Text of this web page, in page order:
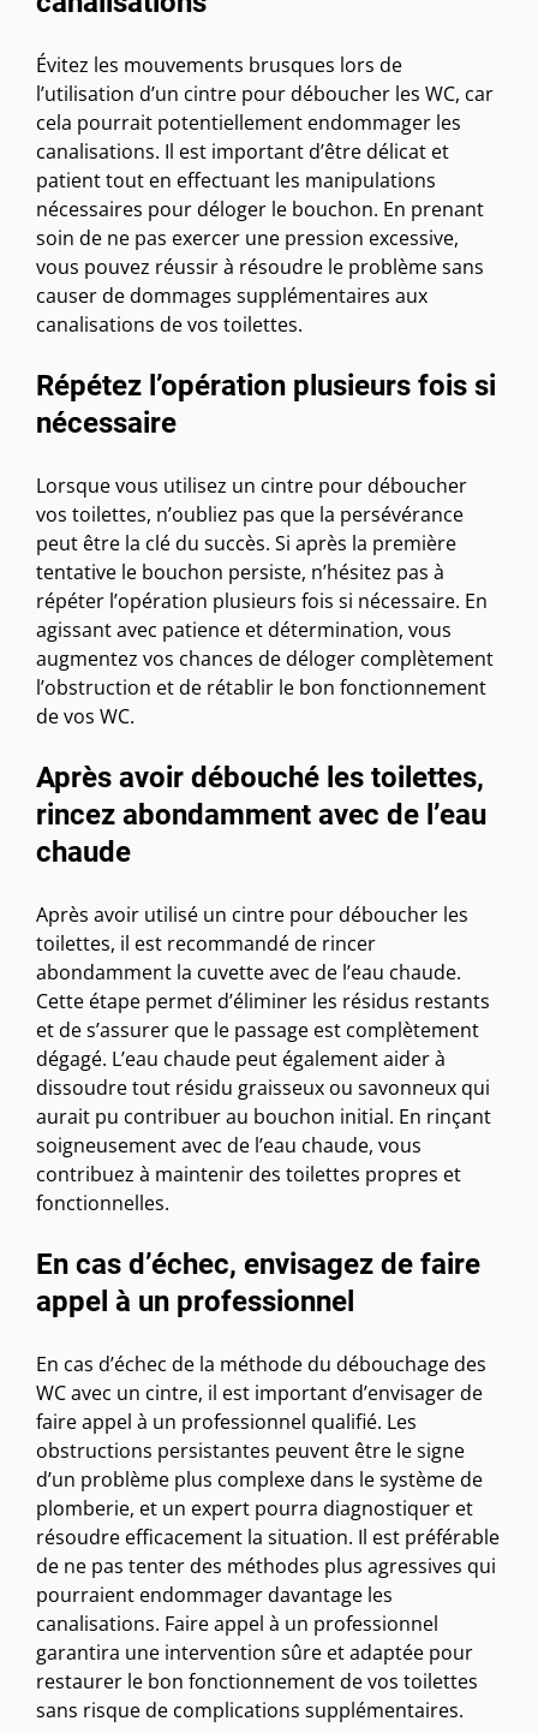
Évitez les mouvements brusques lors de
l’utilisation d’un cintre pour déboucher les WC, car
cela pourrait potentiellement endommager les
canalisations. Il est important d’être délicat et
patient tout en effectuant les manipulations
nécessaires pour déloger le bouchon. En prenant
soin de ne pas exercer une pression excessive,
vous pouvez réussir à résoudre le problème sans
causer de dommages supplémentaires aux
canalisations de vos toilettes.
Répétez l’opération plusieurs fois si
nécessaire
Lorsque vous utilisez un cintre pour déboucher
vos toilettes, n’oubliez pas que la persévérance
peut être la clé du succès. Si après la première
tentative le bouchon persiste, n’hésitez pas à
répéter l’opération plusieurs fois si nécessaire. En
agissant avec patience et détermination, vous
augmentez vos chances de déloger complètement
l’obstruction et de rétablir le bon fonctionnement
de vos WC.
Après avoir débouché les toilettes,
rincez abondamment avec de l’eau
chaude
Après avoir utilisé un cintre pour déboucher les
toilettes, il est recommandé de rincer
abondamment la cuvette avec de l’eau chaude.
Cette étape permet d’éliminer les résidus restants
et de s’assurer que le passage est complètement
dégagé. L’eau chaude peut également aider à
dissoudre tout résidu graisseux ou savonneux qui
aurait pu contribuer au bouchon initial. En rinçant
soigneusement avec de l’eau chaude, vous
contribuez à maintenir des toilettes propres et
fonctionnelles.
En cas d’échec, envisagez de faire
appel à un professionnel
En cas d’échec de la méthode du débouchage des
WC avec un cintre, il est important d’envisager de
faire appel à un professionnel qualifié. Les
obstructions persistantes peuvent être le signe
d’un problème plus complexe dans le système de
plomberie, et un expert pourra diagnostiquer et
résoudre efficacement la situation. Il est préférable
de ne pas tenter des méthodes plus agressives qui
pourraient endommager davantage les
canalisations. Faire appel à un professionnel
garantira une intervention sûre et adaptée pour
restaurer le bon fonctionnement de vos toilettes
sans risque de complications supplémentaires.